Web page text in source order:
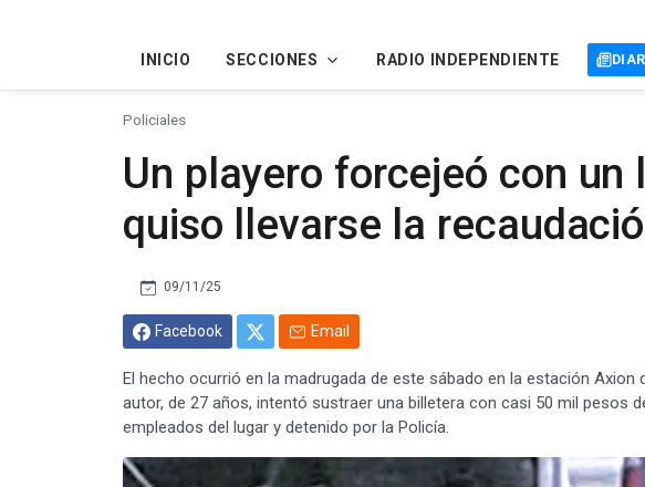
INICIO SECCIONES RADIO INDEPENDIENTE
Policiales
Un playero forcejeó con un
quiso llevarse la
09/11/25
Facebook Email
El hecho ocurrió en la madrugada de este sábado en la estación Axion
autor, de 27 años, intentó sustraer una billetera con casi 50 mil pesos
empleados del lugar y detenido por la Policía.